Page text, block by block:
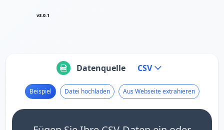
v3.0.1
Datenquelle CSV
Beispiel Datei hochladen Aus Webseite extrahieren